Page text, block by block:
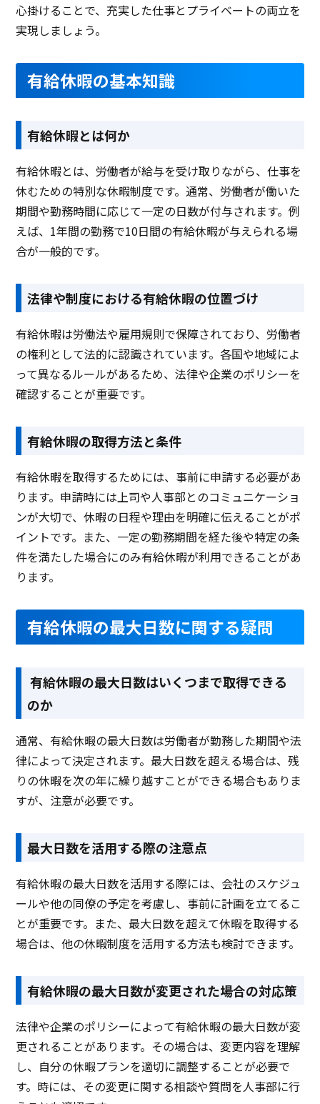
心掛けることで、充実した仕事とプライベートの両立を
実現しましょう。
有給休暇の基本知識
有給休暇とは何か
有給休暇とは、労働者が給与を受け取りながら、仕事を
休むための特別な休暇制度です。通常、労働者が働いた
期間や勤務時間に応じて一定の日数が付与されます。例
えば、1年間の勤務で10日間の有給休暇が与えられる場
合が一般的です。
法律や制度における有給休暇の位置づけ
有給休暇は労働法や雇用規則で保障されており、労働者
の権利として法的に認識されています。各国や地域によ
って異なるルールがあるため、法律や企業のポリシーを
確認することが重要です。
有給休暇の取得方法と条件
有給休暇を取得するためには、事前に申請する必要があ
ります。申請時には上司や人事部とのコミュニケーショ
ンが大切で、休暇の日程や理由を明確に伝えることがポ
イントです。また、一定の勤務期間を経た後や特定の条
件を満たした場合にのみ有給休暇が利用できることがあ
ります。
有給休暇の最大日数に関する疑問
有給休暇の最大日数はいくつまで取得できる
のか
通常、有給休暇の最大日数は労働者が勤務した期間や法
律によって決定されます。最大日数を超える場合は、残
りの休暇を次の年に繰り越すことができる場合もありま
すが、注意が必要です。
最大日数を活用する際の注意点
有給休暇の最大日数を活用する際には、会社のスケジュ
ールや他の同僚の予定を考慮し、事前に計画を立てるこ
とが重要です。また、最大日数を超えて休暇を取得する
場合は、他の休暇制度を活用する方法も検討できます。
有給休暇の最大日数が変更された場合の対応策
法律や企業のポリシーによって有給休暇の最大日数が変
更されることがあります。その場合は、変更内容を理解
し、自分の休暇プランを適切に調整することが必要で
す。時には、その変更に関する相談や質問を人事部に行